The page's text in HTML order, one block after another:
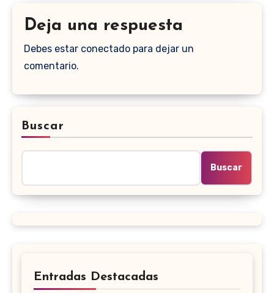
Deja una respuesta
Debes estar conectado para dejar un
comentario.
Buscar
Buscar
Entradas Destacadas